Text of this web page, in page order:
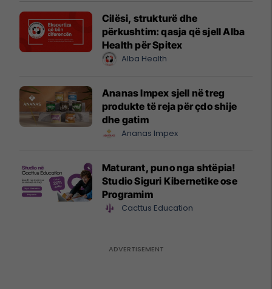
Cilësi, strukturë dhe
përkushtim: qasja që sjell Alba
Health për Spitex
Alba Health
Ananas Impex sjell në treg
produkte të reja për çdo shije
dhe gatim
Ananas Impex
Maturant, puno nga shtëpia!
Studio Siguri Kibernetike ose
Programim
Cacttus Education